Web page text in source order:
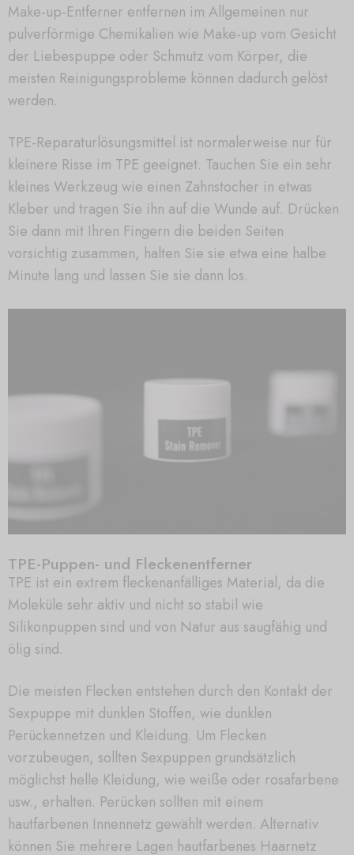
Make-up-Entferner entfernen im Allgemeinen nur
pulverförmige Chemikalien wie Make-up vom Gesicht
der Liebespuppe oder Schmutz vom Körper, die
meisten Reinigungsprobleme können dadurch gelöst
werden.
TPE-Reparaturlösungsmittel ist normalerweise nur für
kleinere Risse im TPE geeignet. Tauchen Sie ein sehr
kleines Werkzeug wie einen Zahnstocher in etwas
Kleber und tragen Sie ihn auf die Wunde auf. Drücken
Sie dann mit Ihren Fingern die beiden Seiten
vorsichtig zusammen, halten Sie sie etwa eine halbe
Minute lang und lassen Sie sie dann los.
TPE-Puppen- und Fleckenentferner
TPE ist ein extrem fleckenanfälliges Material, da die
Moleküle sehr aktiv und nicht so stabil wie
Silikonpuppen sind und von Natur aus saugfähig und
ölig sind.
Die meisten Flecken entstehen durch den Kontakt der
Sexpuppe mit dunklen Stoffen, wie dunklen
Perückennetzen und Kleidung. Um Flecken
vorzubeugen, sollten Sexpuppen grundsätzlich
möglichst helle Kleidung, wie weiße oder rosafarbene
usw., erhalten. Perücken sollten mit einem
hautfarbenen Innennetz gewählt werden. Alternativ
können Sie mehrere Lagen hautfarbenes Haarnetz